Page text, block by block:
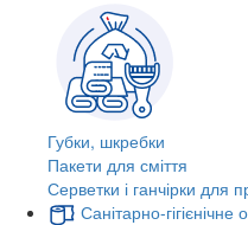
Губки, шкребки
Пакети для сміття
Серветки і ганчірки для
Санітарно-